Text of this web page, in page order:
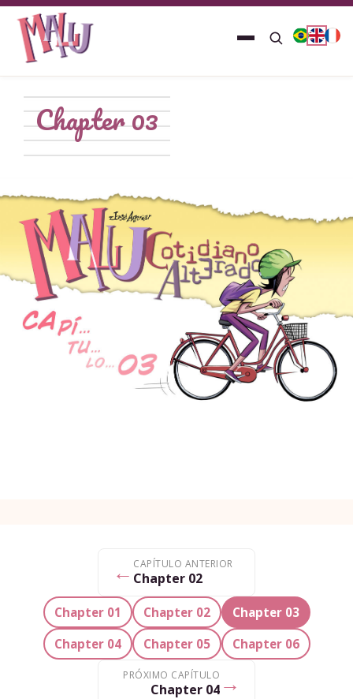
Chapter 03
← CAPÍTULO ANTERIOR
Chapter 02
Chapter 01 Chapter 02
Chapter 03
Chapter 04
Chapter 05 Chapter 06
PRÓXIMO CAPÍTULO
Chapter 04 →